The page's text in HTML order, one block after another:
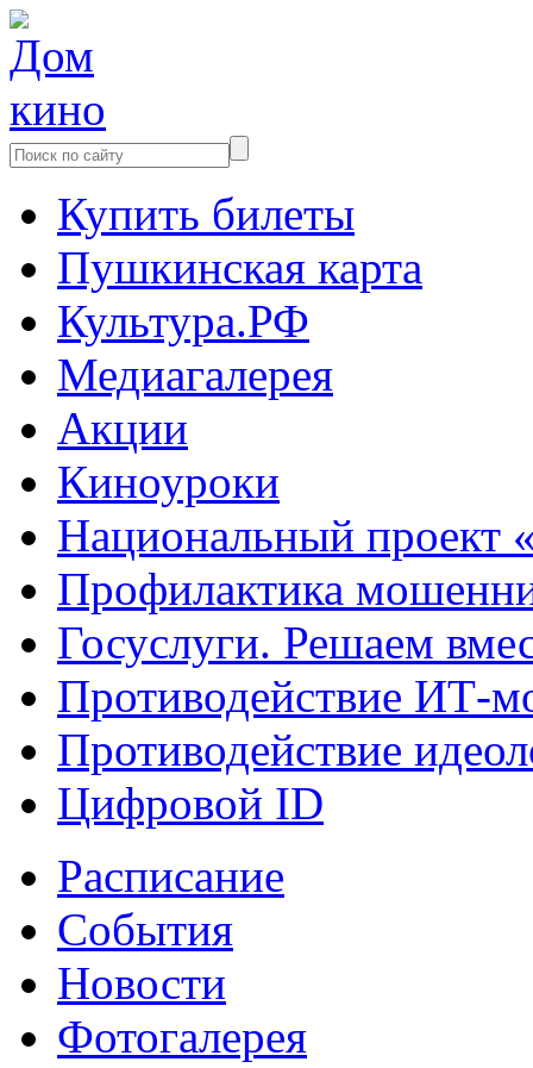
Купить билеты
Пушкинская карта
Культура.РФ
Медиагалерея
Акции
Киноуроки
Национальный проект
Профилактика
Госуслуги. Решаем
Противодействие ИТ-
Противодействие
Цифровой ID
Расписание
События
Новости
Фотогалерея